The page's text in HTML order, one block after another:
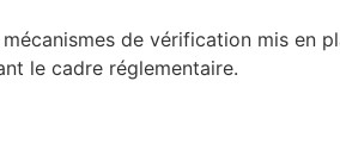
de vérification mis en
le cadre réglementaire.